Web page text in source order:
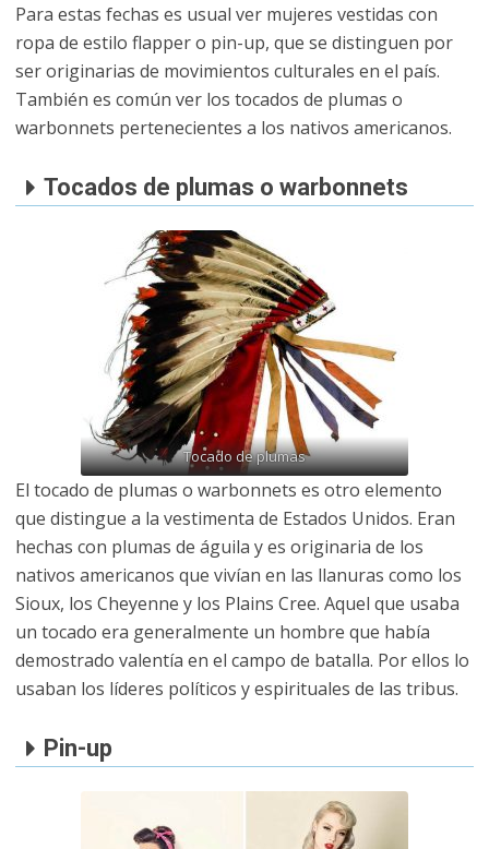
Para estas fechas es usual ver mujeres vestidas con
ropa de estilo flapper o pin-up, que se distinguen por
ser originarias de movimientos culturales en el país.
También es común ver los tocados de plumas o
warbonnets pertenecientes a los nativos americanos.
Tocados de plumas o warbonnets
Tocado de plumas
El tocado de plumas o warbonnets es otro elemento
que distingue a la vestimenta de Estados Unidos. Eran
hechas con plumas de águila y es originaria de los
nativos americanos que vivían en las llanuras como los
Sioux, los Cheyenne y los Plains Cree. Aquel que usaba
un tocado era generalmente un hombre que había
demostrado valentía en el campo de batalla. Por ellos lo
usaban los líderes políticos y espirituales de las tribus.
Pin-up